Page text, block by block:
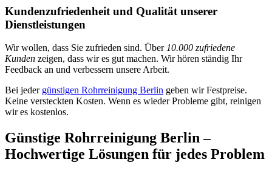
Kundenzufriedenheit und Qualität unserer
Dienstleistungen
Wir wollen, dass Sie zufrieden sind. Über10.000 zufriedene
Kunden zeigen, dass wir es gut machen. Wir hören ständig Ihr
Feedback an und verbessern unsere Arbeit.
Bei jeder günstigen Rohrreinigung Berlin geben wir Festpreise.
Keine versteckten Kosten. Wenn es wieder Probleme gibt, reinigen
wir es kostenlos.
Günstige Rohrreinigung Berlin –
Hochwertige Lösungen für jedes Problem